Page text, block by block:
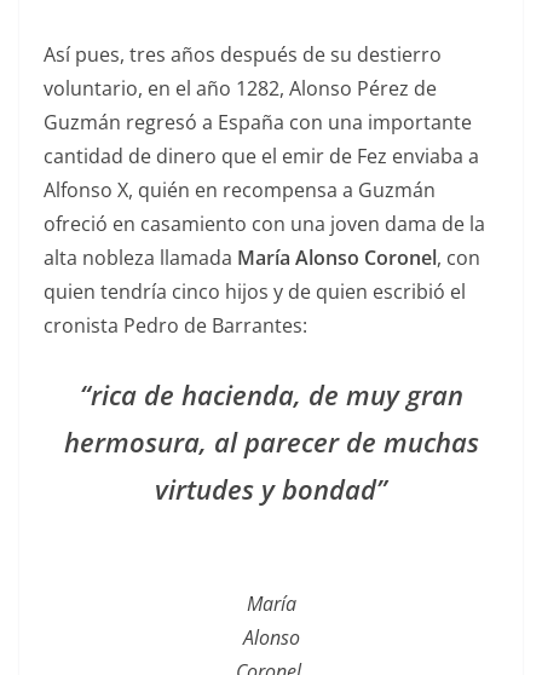
Así pues, tres años después de su destierro
voluntario, en el año 1282, Alonso Pérez de
Guzmán regresó a España con una importante
cantidad de dinero que el emir de Fez enviaba a
Alfonso X, quién en recompensa a Guzmán
ofreció en casamiento con una joven dama de la
alta nobleza llamada María Alonso Coronel, con
quien tendría cinco hijos y de quien escribió el
cronista Pedro de Barrantes:
“rica de hacienda, de muy gran
hermosura, al parecer de muchas
virtudes y bondad”
María
Alonso